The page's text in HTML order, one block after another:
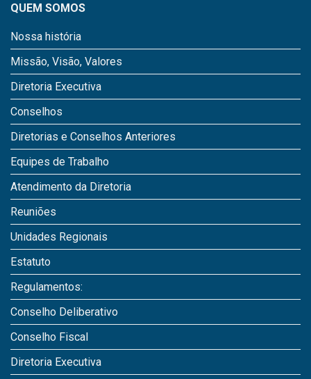
QUEM SOMOS
Nossa história
Missão, Visão, Valores
Diretoria Executiva
Conselhos
Diretorias e Conselhos Anteriores
Equipes de Trabalho
Atendimento da Diretoria
Reuniões
Unidades Regionais
Estatuto
Regulamentos:
Conselho Deliberativo
Conselho Fiscal
Diretoria Executiva